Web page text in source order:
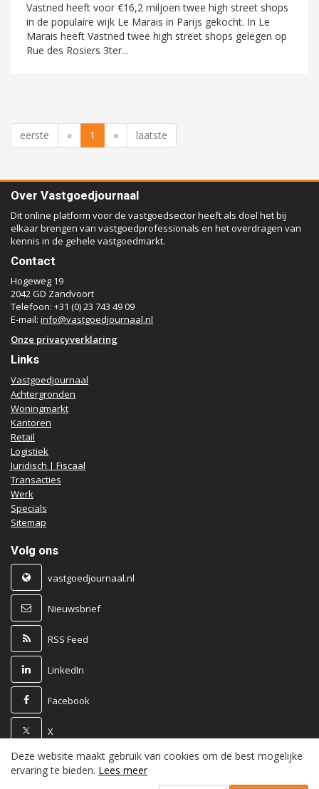
Vastned heeft voor €16,2 miljoen twee high street shops
in de populaire wijk Le Marais in Parijs gekocht. In Le
Marais heeft Vastned twee high street shops gelegen op
Rue des Rosiers 3ter...
eerste « 1 » laatste
Over Vastgoedjournaal
Dit online platform voor de vastgoedsector heeft als doel het bij
elkaar brengen van vastgoedprofessionals en het overdragen van
kennis in de gehele vastgoedmarkt.
Contact
Hogeweg 19
2042 GD Zandvoort
Telefoon: +31 (0) 23 743 49 09
E-mail: info@vastgoedjournaal.nl
Onze privacyverklaring
Links
Vastgoedjournaal
Achtergronden
Woningmarkt
Kantoren
Retail
Logistiek
Juridisch | Fiscaal
Transacties
Werk
Specials
Sitemap
Volg ons
vastgoedjournaal.nl
Nieuwsbrief
RSS Feed
LinkedIn
Facebook
X
Powered by
Deze website maakt gebruik van cookies om de best mogelijke
ervaring te bieden. Lees meer